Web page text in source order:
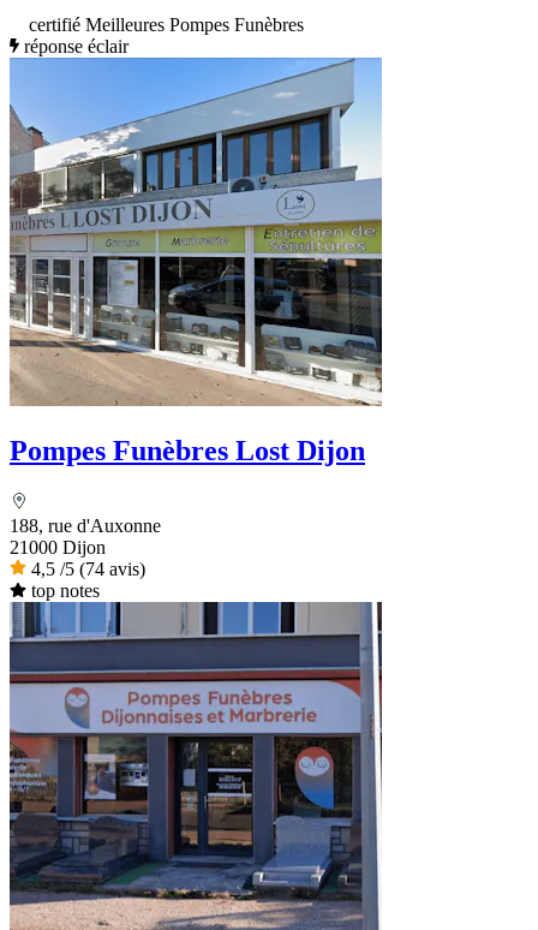
certifié Meilleures Pompes Funèbres
réponse éclair
Pompes Funèbres Lost Dijon
188, rue d'Auxonne
21000 Dijon
4,5 /5 (74 avis)
top notes